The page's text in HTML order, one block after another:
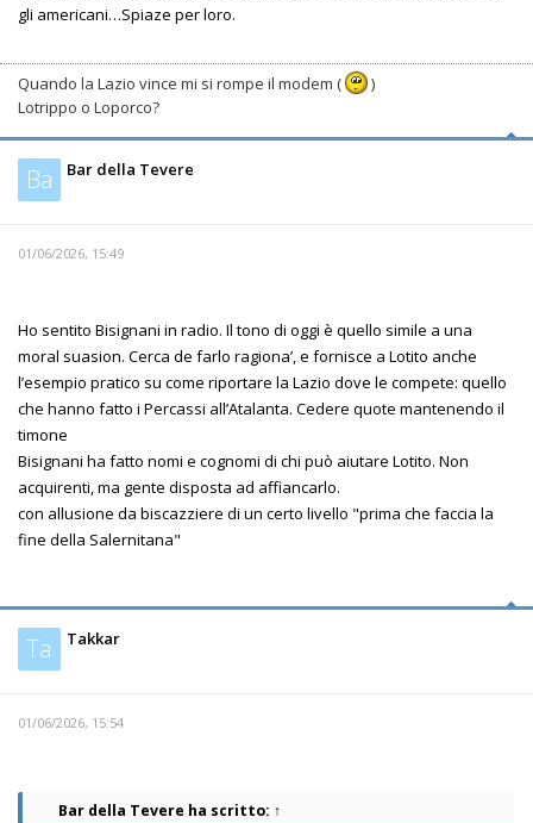
gli americani…Spiaze per loro.
Quando la Lazio vince mi si rompe il modem (
)
Lotrippo o Loporco?
Ba Bar della Tevere
01/06/2026, 15:49
Ho sentito Bisignani in radio. Il tono di oggi è quello simile a una
moral suasion. Cerca de farlo ragiona’, e fornisce a Lotito anche
l’esempio pratico su come riportare la Lazio dove le compete: quello
che hanno fatto i Percassi all’Atalanta. Cedere quote mantenendo il
timone
Bisignani ha fatto nomi e cognomi di chi può aiutare Lotito. Non
acquirenti, ma gente disposta ad affiancarlo.
con allusione da biscazziere di un certo livello "prima che faccia la
fine della Salernitana"
Ta Takkar
01/06/2026, 15:54
Bar della Tevere ha scritto: ↑